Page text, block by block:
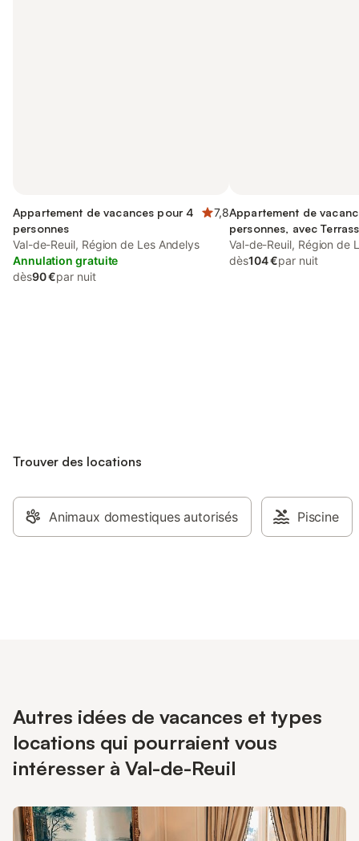
Appartement de vacances pour 4
personnes
7,8
Val-de-Reuil, Région de Les Andelys
Annulation gratuite
dès90 €par nuit
Appartement de
personnes, avec
Val-de-Reuil, Région de
dès104 €par nuit
Trouver des locations
Animaux domestiques autorisés Piscine
Autres idées de vacances et types
locations qui pourraient vous
intéresser à Val-de-Reuil